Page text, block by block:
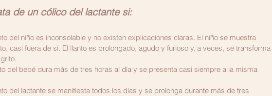
de un cólico del lactante si:
del niño es inconsolable y no existen explicaciones claras. El niño se muestra
casi fuera de sí. El llanto es prolongado, agudo y furioso y, a veces, se transforma
del bebé dura más de tres horas al día y se presenta casi siempre a la misma